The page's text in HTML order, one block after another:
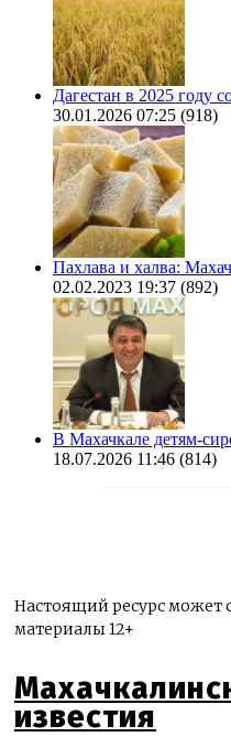
Дагестан в 2025 году
30.01.2026 07:25 (918)
Пахлава и халва:
02.02.2023 19:37 (892)
В Махачкале детям-
18.07.2026 11:46 (814)
Настоящий ресурс может
материалы 12+
известия